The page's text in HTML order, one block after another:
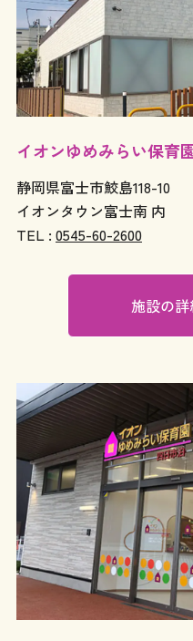
イオンゆめみらい保育
静岡県富士市鮫島118-10
イオンタウン富士南 内
TEL : 0545-60-2600
施設の